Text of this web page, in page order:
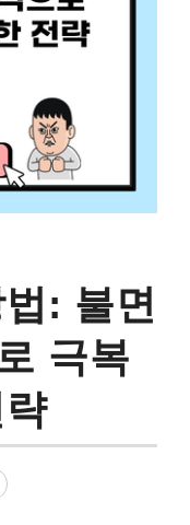
: 불면
극복